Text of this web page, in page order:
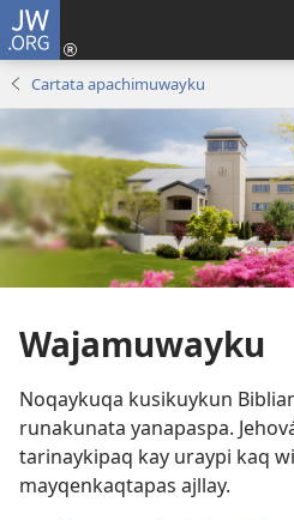
JW.ORG
Cartata apachimuwayku
Wajamuwayku
Noqaykuqa kusikuykun
runakunata yanapaspa.
tarinaykipaq kay uraypi kaq
mayqenkaqtapas ajllay.